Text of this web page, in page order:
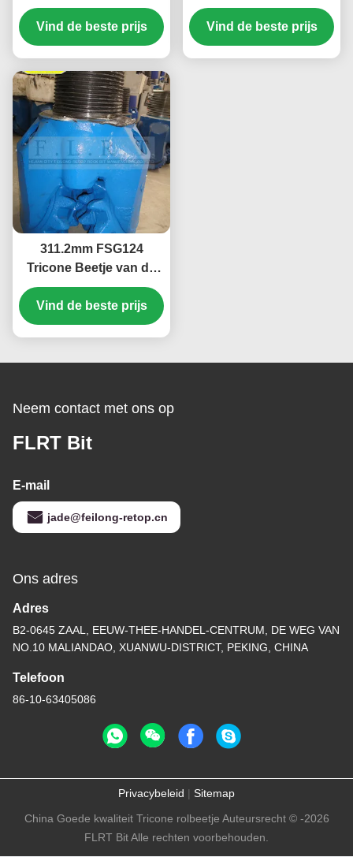
FSA 216 voor Diepe
Sectie die goed boren
Vind de beste prijs
Tricone Boorbeetje met
Verzegeld Halsblok
Vind de beste prijs
311.2mm FSG124
Tricone Beetje van de
Staaltand/Roterend
Boringsbeetje met
Rubber het Verzegelde
Vind de beste prijs
Neem contact met ons op
FLRT Bit
E-mail
jade@feilong-retop.cn
Ons adres
Adres
B2-0645 ZAAL, EEUW-THEE-HANDEL-CENTRUM, DE WEG VAN
NO.10 MALIANDAO, XUANWU-DISTRICT, PEKING, CHINA
Telefoon
86-10-63405086
Privacybeleid | Sitemap
China Goede kwaliteit Tricone rolbeetje Auteursrecht © -2026
FLRT Bit Alle rechten voorbehouden.